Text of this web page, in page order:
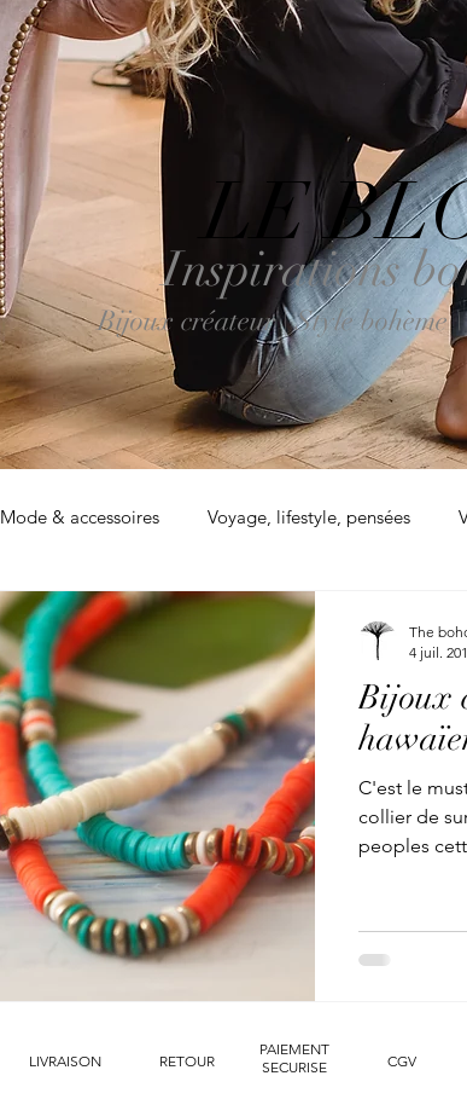
Mode & accessoires Voyage, lifestyle, pensées
Bijoux
C'est le must have
collier de
peoples
The
4 juil.
LE
Bijoux créateur | Style bohème
Inspirations
LIVRAISON RETOUR
PAIEMENT
SECURISE
CGV